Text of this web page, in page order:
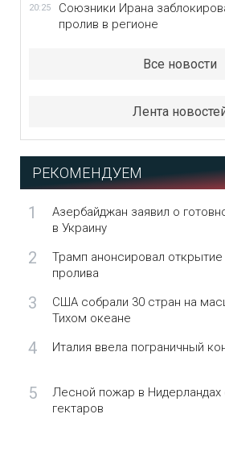
20:25
Союзники Ирана
пролив в регионе
Все новости
Лента
РЕКОМЕНДУЕМ
1
Азербайджан заявил о
в Украину
2
Трамп анонсировал
пролива
3
США собрали 30 стран на
Тихом океане
4 Италия ввела пограничный
5
Лесной пожар в Нидерландах
гектаров